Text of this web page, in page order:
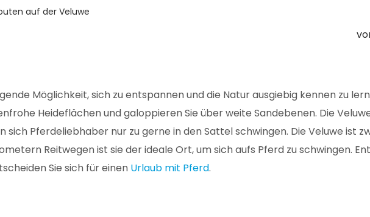
auf der Veluwe
Möglichkeit, sich zu entspannen und die Natur ausgiebig kennen zu
Heideflächen und galoppieren Sie über weite Sandebenen. Die
Pferdeliebhaber nur zu gerne in den Sattel schwingen. Die Veluwe ist
Reitwegen ist sie der ideale Ort, um sich aufs Pferd zu schwingen.
Sie sich für einen Urlaub mit Pferd.